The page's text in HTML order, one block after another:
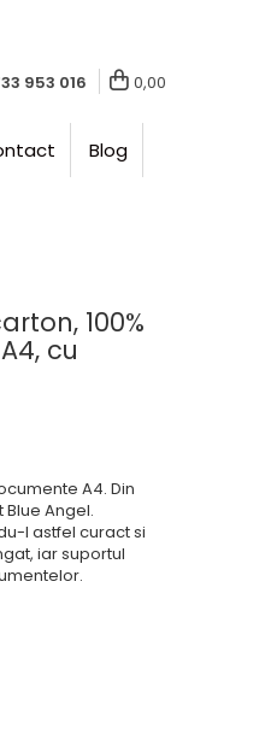
953 016 0,00
Blog
100%
cu
A4. Din
Angel.
l astfel curact si
iar suportul